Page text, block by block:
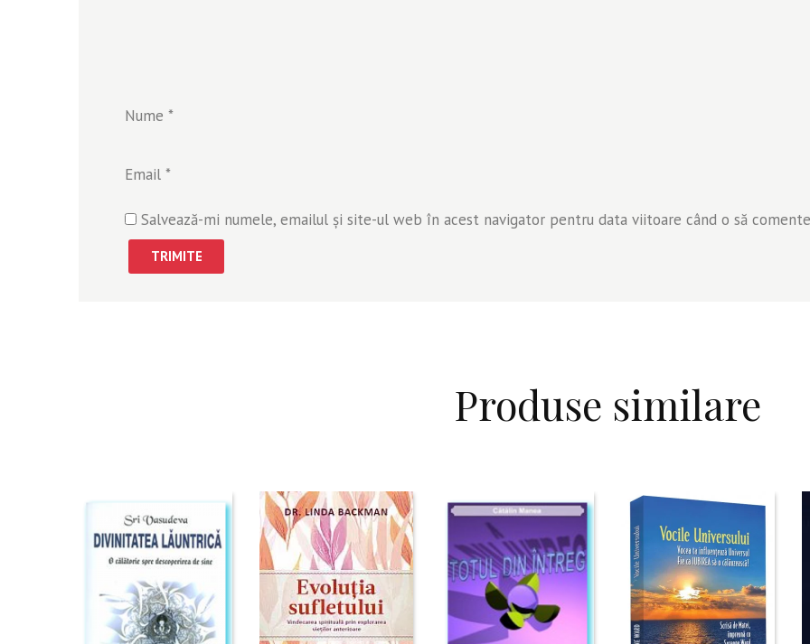
Nume *
Email *
Salvează-mi numele, emailul și site-ul web în acest navigator pentru data viitoare când o să
Produse similare